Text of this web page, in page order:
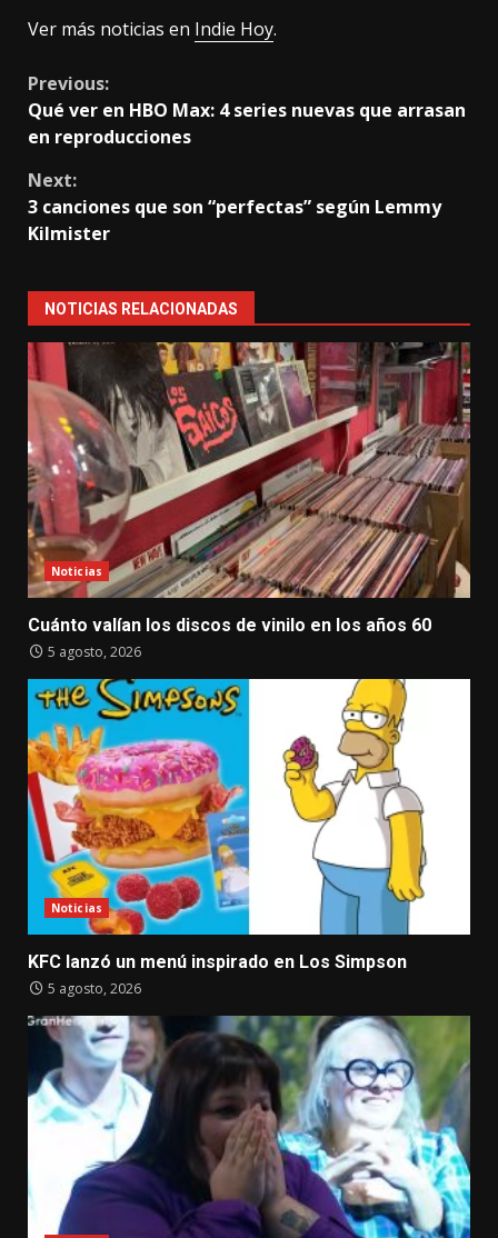
Ver más noticias en Indie Hoy.
Continue
Reading
Previous:
Qué ver en HBO Max: 4 series nuevas que arrasan
en reproducciones
Next:
3 canciones que son “perfectas” según Lemmy
Kilmister
NOTICIAS RELACIONADAS
Noticias
Cuánto valían los discos de vinilo en los años 60
5 agosto, 2026
Noticias
KFC lanzó un menú inspirado en Los Simpson
5 agosto, 2026